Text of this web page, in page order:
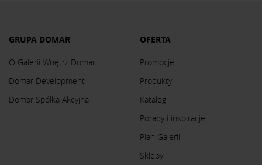
GRUPA DOMAR
O Galerii Wnętrz Domar
Domar Development
Domar Spółka Akcyjna
OFERTA
Promocje
Produkty
Katalog
Porady i inspiracje
Plan Galerii
Sklepy